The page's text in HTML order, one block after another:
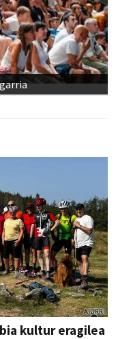
kultur eragilea